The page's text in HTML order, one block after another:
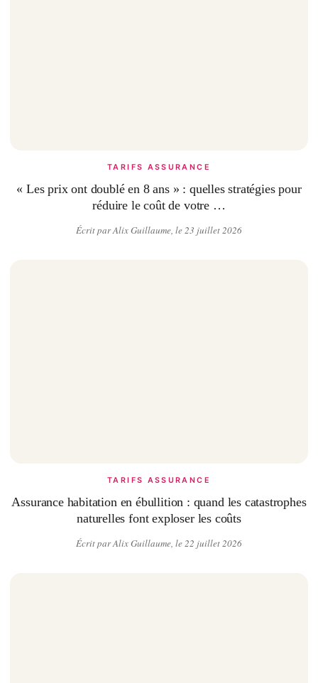
TARIFS ASSURANCE
« Les prix ont doublé en 8 ans » : quelles stratégies pour
réduire le coût de votre …
Écrit par Alix Guillaume, le 23 juillet 2026
TARIFS ASSURANCE
Assurance habitation en ébullition : quand les catastrophes
naturelles font exploser les coûts
Écrit par Alix Guillaume, le 22 juillet 2026